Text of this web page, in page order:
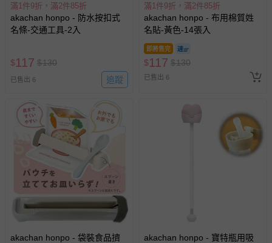
滿1件9折，滿2件85折
akachan honpo - 防水按扣式
名條-交通工具-2入
$117 $130
已售出 6 追蹤
滿1件9折，滿2件85折
akachan honpo - 布用棉質姓
名貼-黃色-14張入
即將售完
$117 $130
已售出 6
akachan honpo - 袋裝食品擠
akachan honpo - 寶特瓶用吸